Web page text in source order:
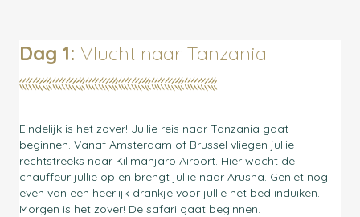
Dag 1: Vlucht naar Tanzania
Eindelijk is het zover! Jullie reis naar Tanzania gaat
beginnen. Vanaf Amsterdam of Brussel vliegen jullie
rechtstreeks naar Kilimanjaro Airport. Hier wacht de
chauffeur jullie op en brengt jullie naar Arusha. Geniet nog
even van een heerlijk drankje voor jullie het bed induiken.
Morgen is het zover! De safari gaat beginnen.